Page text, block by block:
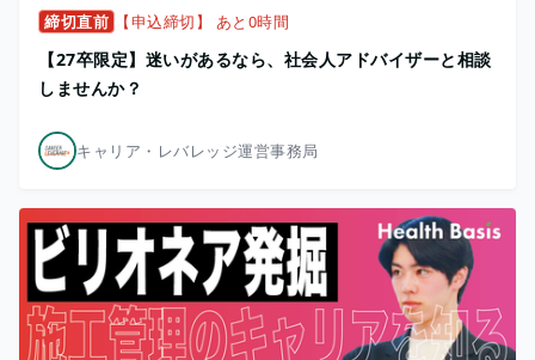
締切直前 【申込締切】 あと0時間
【27卒限定】迷いがあるなら、社会人アドバイザーと相談
しませんか？
キャリア・レバレッジ運営事務局